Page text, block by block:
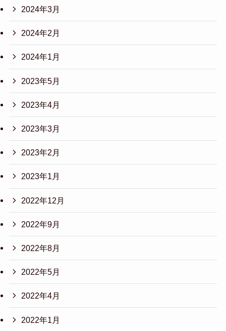
2024年3月
2024年2月
2024年1月
2023年5月
2023年4月
2023年3月
2023年2月
2023年1月
2022年12月
2022年9月
2022年8月
2022年5月
2022年4月
2022年1月